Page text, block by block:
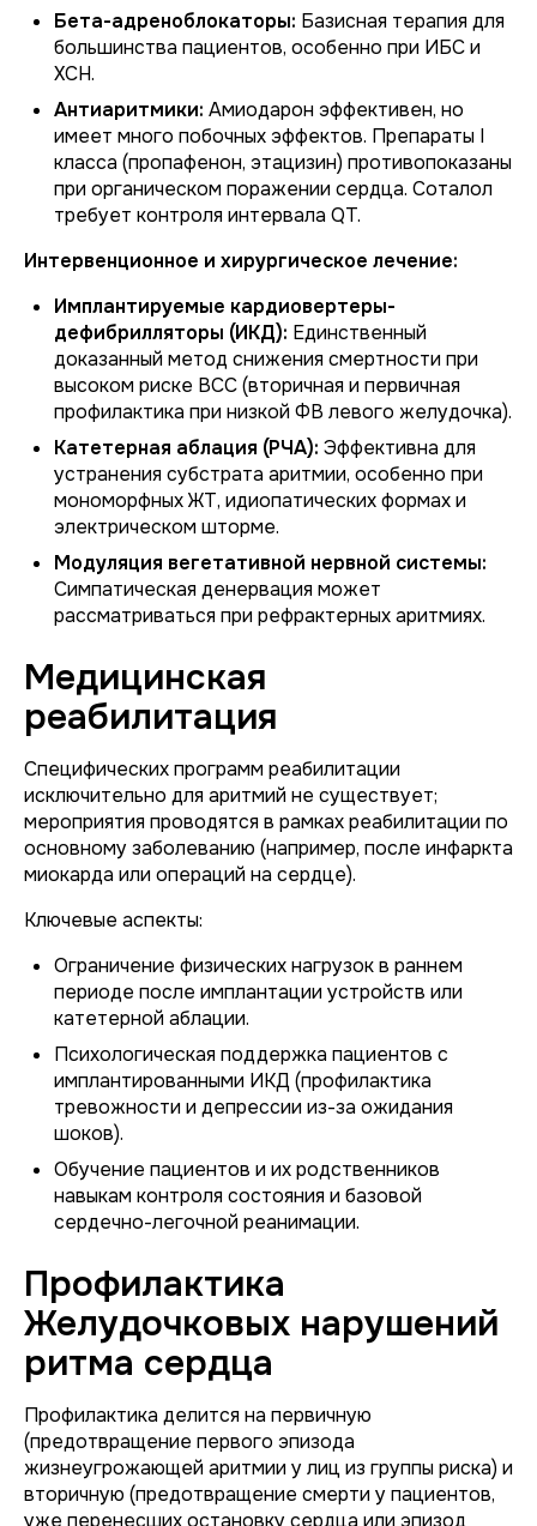
Бета-адреноблокаторы: Базисная терапия для
большинства пациентов, особенно при ИБС и
ХСН.
Антиаритмики: Амиодарон эффективен, но
имеет много побочных эффектов. Препараты I
класса (пропафенон, этацизин) противопоказаны
при органическом поражении сердца. Соталол
требует контроля интервала QT.
Интервенционное и хирургическое лечение:
Имплантируемые кардиовертеры-
дефибрилляторы (ИКД): Единственный
доказанный метод снижения смертности при
высоком риске ВСС (вторичная и первичная
профилактика при низкой ФВ левого желудочка).
Катетерная аблация (РЧА): Эффективна для
устранения субстрата аритмии, особенно при
мономорфных ЖТ, идиопатических формах и
электрическом шторме.
Модуляция вегетативной нервной системы:
Симпатическая денервация может
рассматриваться при рефрактерных аритмиях.
Медицинская
реабилитация
Специфических программ реабилитации
исключительно для аритмий не существует;
мероприятия проводятся в рамках реабилитации по
основному заболеванию (например, после инфаркта
миокарда или операций на сердце).
Ключевые аспекты:
Ограничение физических нагрузок в раннем
периоде после имплантации устройств или
катетерной аблации.
Психологическая поддержка пациентов с
имплантированными ИКД (профилактика
тревожности и депрессии из-за ожидания
шоков).
Обучение пациентов и их родственников
навыкам контроля состояния и базовой
сердечно-легочной реанимации.
Профилактика
Желудочковых нарушений
ритма сердца
Профилактика делится на первичную
(предотвращение первого эпизода
жизнеугрожающей аритмии у лиц из группы риска) и
вторичную (предотвращение смерти у пациентов,
уже перенесших остановку сердца или эпизод